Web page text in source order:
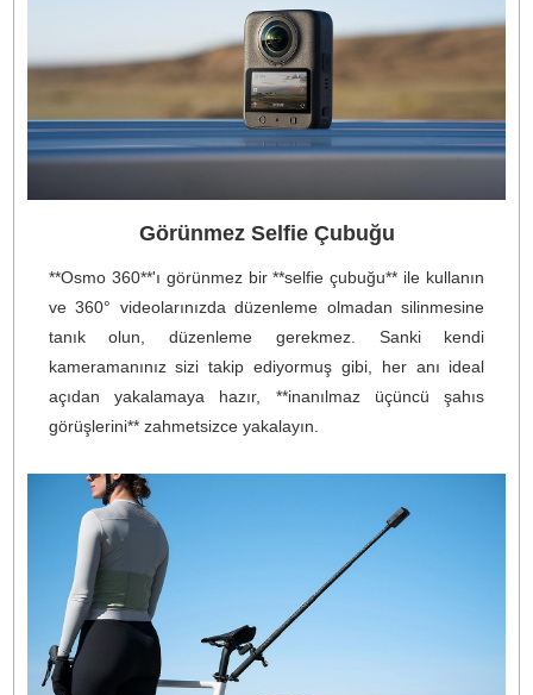
10-bit & D-Log M
Osmo 360'daki tüm video formatları **10 bit
derinliğini** destekler ve inanılmaz derecede zengin
gerçekçi görüntüler için bir milyardan fazla rengi
**D-Log M moduna** geçerek daha geniş bir
aralık elde edin ve hem parlak alanlarda hem
gölgelerde daha fazla ayrıntı koruyun. Bu,
prodüksiyonda size daha fazla esneklik sağlar ve
yaratıcı olanaklar sunar.